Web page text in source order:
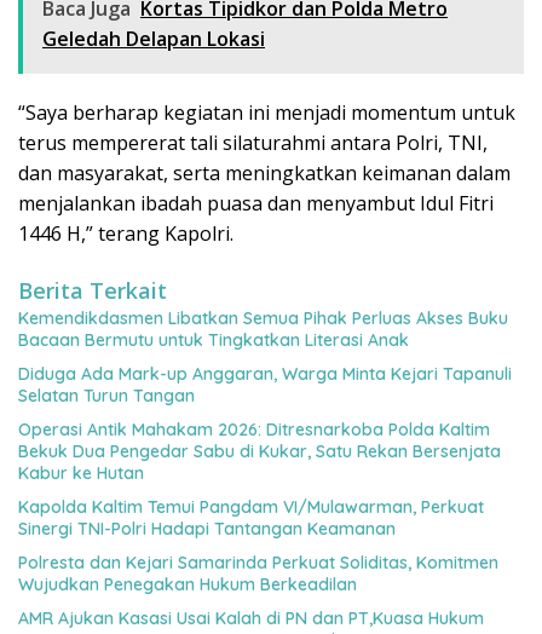
Baca Juga Kortas Tipidkor dan Polda Metro
Geledah Delapan Lokasi
“Saya berharap kegiatan ini menjadi momentum untuk
terus mempererat tali silaturahmi antara Polri, TNI,
dan masyarakat, serta meningkatkan keimanan dalam
menjalankan ibadah puasa dan menyambut Idul Fitri
1446 H,” terang Kapolri.
Berita Terkait
Kemendikdasmen Libatkan Semua Pihak Perluas Akses Buku
Bacaan Bermutu untuk Tingkatkan Literasi Anak
Diduga Ada Mark-up Anggaran, Warga Minta Kejari Tapanuli
Selatan Turun Tangan
Operasi Antik Mahakam 2026: Ditresnarkoba Polda Kaltim
Bekuk Dua Pengedar Sabu di Kukar, Satu Rekan Bersenjata
Kabur ke Hutan
Kapolda Kaltim Temui Pangdam VI/Mulawarman, Perkuat
Sinergi TNI-Polri Hadapi Tantangan Keamanan
Polresta dan Kejari Samarinda Perkuat Soliditas, Komitmen
Wujudkan Penegakan Hukum Berkeadilan
AMR Ajukan Kasasi Usai Kalah di PN dan PT,Kuasa Hukum